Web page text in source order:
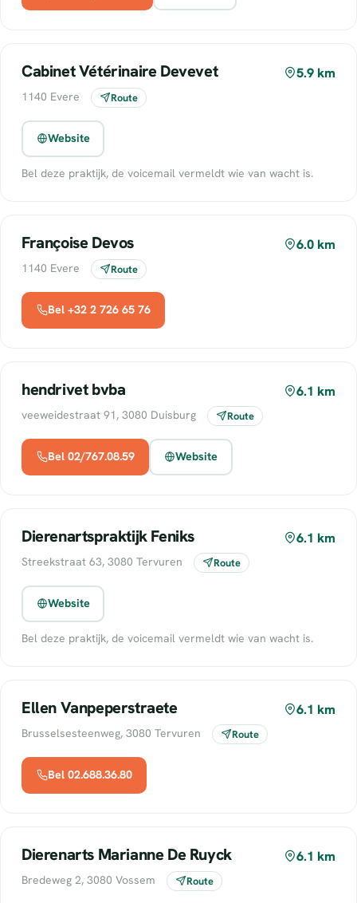
Cabinet Vétérinaire Devevet 5.9 km
1140 Evere Route
Website
Bel deze praktijk, de voicemail vermeldt wie van wacht is.
Françoise Devos 6.0 km
1140 Evere Route
Bel +32 2 726 65 76
hendrivet bvba 6.1 km
veeweidestraat 91, 3080 Duisburg Route
Bel 02/767.08.59 Website
Dierenartspraktijk Feniks 6.1 km
Streekstraat 63, 3080 Tervuren Route
Website
Bel deze praktijk, de voicemail vermeldt wie van wacht is.
Ellen Vanpeperstraete 6.1 km
Brusselsesteenweg, 3080 Tervuren Route
Bel 02.688.36.80
Dierenarts Marianne De Ruyck 6.1 km
Bredeweg 2, 3080 Vossem Route